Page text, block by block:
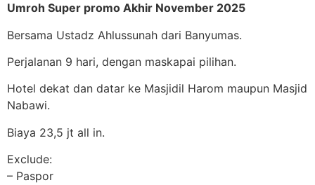
Umroh Super promo Akhir November 2025
Bersama Ustadz Ahlussunah dari Banyumas.
Perjalanan 9 hari, dengan maskapai pilihan.
Hotel dekat dan datar ke Masjidil Harom maupun Masjid
Nabawi.
Biaya 23,5 jt all in.
Exclude:
– Paspor